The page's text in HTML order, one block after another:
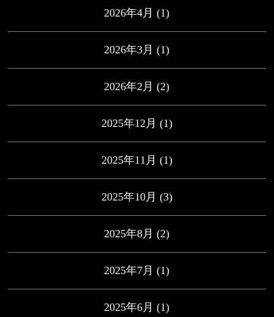
2026年4月 (1)
2026年3月 (1)
2026年2月 (2)
2025年12月 (1)
2025年11月 (1)
2025年10月 (3)
2025年8月 (2)
2025年7月 (1)
2025年6月 (1)